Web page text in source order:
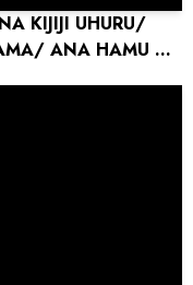
KIJIJI UHURU/
ANA HAMU NA